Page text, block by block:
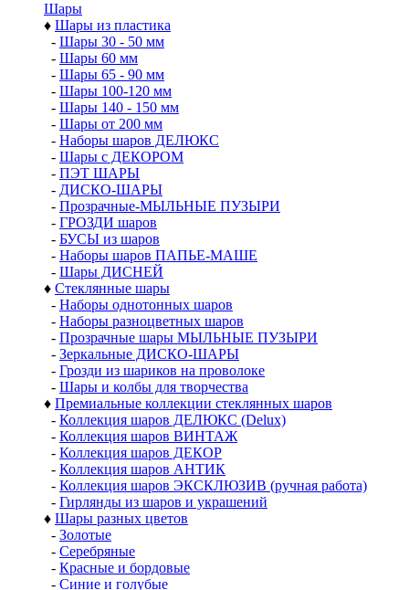
Шары
♦ Шары из пластика
- Шары 30 - 50 мм
- Шары 60 мм
- Шары 65 - 90 мм
- Шары 100-120 мм
- Шары 140 - 150 мм
- Шары от 200 мм
- Наборы шаров ДЕЛЮКС
- Шары с ДЕКОРОМ
- ПЭТ ШАРЫ
- ДИСКО-ШАРЫ
- Прозрачные-МЫЛЬНЫЕ ПУЗЫРИ
- ГРОЗДИ шаров
- БУСЫ из шаров
- Наборы шаров ПАПЬЕ-МАШЕ
- Шары ДИСНЕЙ
♦ Стеклянные шары
- Наборы однотонных шаров
- Наборы разноцветных шаров
- Прозрачные шары МЫЛЬНЫЕ ПУЗЫРИ
- Зеркальные ДИСКО-ШАРЫ
- Грозди из шариков на проволоке
- Шары и колбы для творчества
♦ Премиальные коллекции стеклянных шаров
- Коллекция шаров ДЕЛЮКС (Delux)
- Коллекция шаров ВИНТАЖ
- Коллекция шаров ДЕКОР
- Коллекция шаров АНТИК
- Коллекция шаров ЭКСКЛЮЗИВ (ручная работа)
- Гирлянды из шаров и украшений
♦ Шары разных цветов
- Золотые
- Серебряные
- Красные и бордовые
- Синие и голубые